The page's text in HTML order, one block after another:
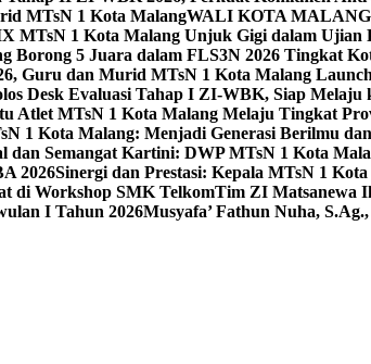
MTsN 1 Kota MalangWALI KOTA
MTsN 1 Kota Malang Unjuk Gigi dalam
Borong 5 Juara dalam FLS3N 2026 Tingkat
Guru dan Murid MTsN 1 Kota Malang
Desk Evaluasi Tahap I ZI-WBK, Siap Melaju
Atlet MTsN 1 Kota Malang Melaju Tingkat
1 Kota Malang: Menjadi Generasi Berilmu
dan Semangat Kartini: DWP MTsN 1 Kota
2026Sinergi dan Prestasi: Kepala MTsN 1
di Workshop SMK TelkomTim ZI Matsanewa
I Tahun 2026Musyafa’ Fathun Nuha,